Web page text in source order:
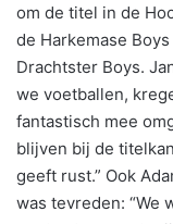
om de titel in de
de Harkemase
Drachtster Boys.
we voetballen,
fantastisch mee
blijven bij de
geeft rust.” Ook
was tevreden: “We